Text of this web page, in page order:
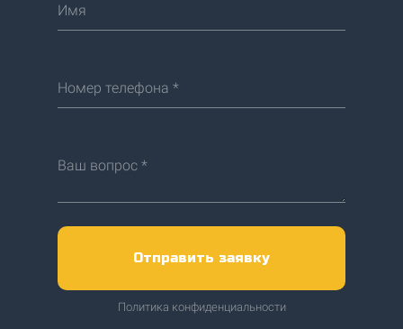
Имя
Номер телефона *
Ваш вопрос *
Отправить заявку
Политика конфиденциальности